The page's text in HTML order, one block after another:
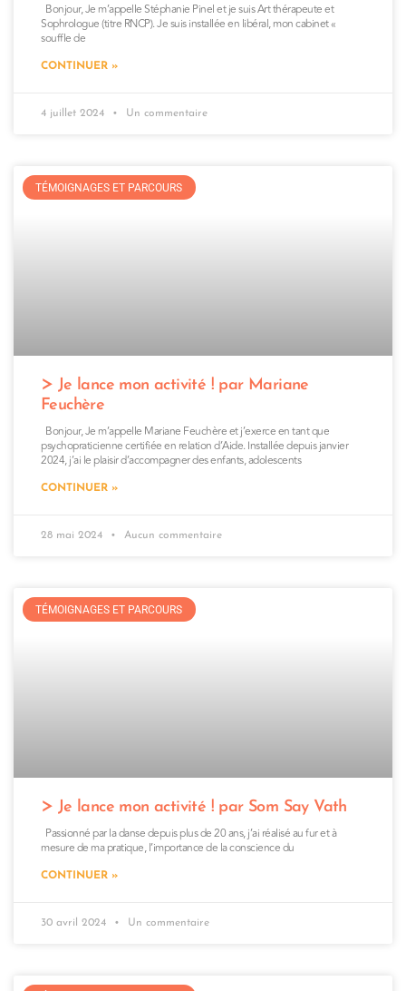
Bonjour, Je m’appelle Stéphanie Pinel et je suis Art thérapeute et
Sophrologue (titre RNCP). Je suis installée en libéral, mon cabinet «
souffle de
CONTINUER »
4 juillet 2024 Un commentaire
TÉMOIGNAGES ET PARCOURS
Je lance mon activité ! par Mariane
Feuchère
Bonjour, Je m’appelle Mariane Feuchère et j’exerce en tant que
psychopraticienne certifiée en relation d’Aide. Installée depuis janvier
2024, j’ai le plaisir d’accompagner des enfants, adolescents
CONTINUER »
28 mai 2024 Aucun commentaire
TÉMOIGNAGES ET PARCOURS
Je lance mon activité ! par Som Say Vath
Passionné par la danse depuis plus de 20 ans, j’ai réalisé au fur et à
mesure de ma pratique, l’importance de la conscience du
CONTINUER »
30 avril 2024 Un commentaire